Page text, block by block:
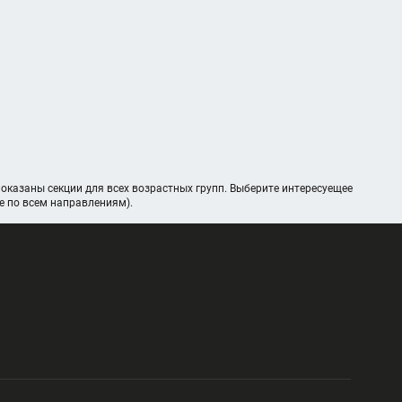
секции для всех возрастных групп. Выберите интересуещее
по всем направлениям).